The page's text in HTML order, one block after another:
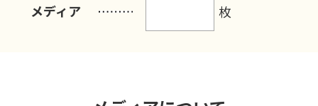
メディア 枚